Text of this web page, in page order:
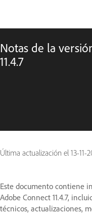
Notas de la
11.4.7
Última actualización el 13-11-
Este documento contiene
Adobe Connect 11.4.7,
técnicos, actualizaciones,